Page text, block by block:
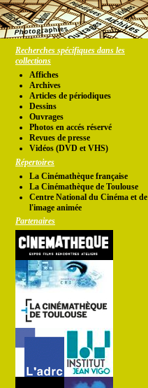
Recherches spécifiques dans les
collections
Affiches
Archives
Articles de périodiques
Dessins
Ouvrages
Photos en accés réservé
Revues de presse
Vidéos (DVD et VHS)
Répertoires
La Cinémathèque française
La Cinémathèque de Toulouse
Centre National du Cinéma et de
l'image animée
Partenaires